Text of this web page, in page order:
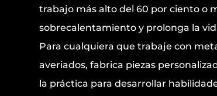
trabajo más alto del 60 por ciento o
sobrecalentamiento y prolonga la
Para cualquiera que trabaje con
averiados, fabrica piezas
la práctica para desarrollar